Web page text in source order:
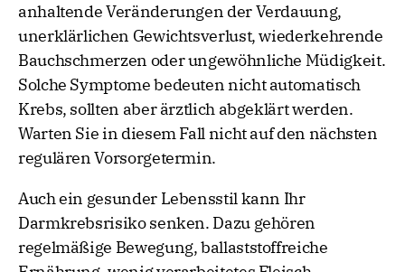
anhaltende Veränderungen der Verdauung,
unerklärlichen Gewichtsverlust, wiederkehrende
Bauchschmerzen oder ungewöhnliche Müdigkeit.
Solche Symptome bedeuten nicht automatisch
Krebs, sollten aber ärztlich abgeklärt werden.
Warten Sie in diesem Fall nicht auf den nächsten
regulären Vorsorgetermin.
Auch ein gesunder Lebensstil kann Ihr
Darmkrebsrisiko senken. Dazu gehören
regelmäßige Bewegung, ballaststoffreiche